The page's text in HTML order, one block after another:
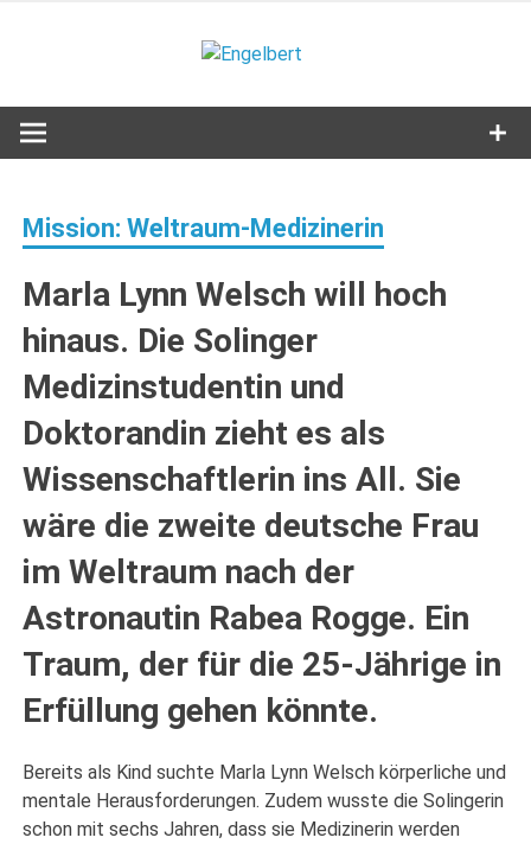
Mission: Weltraum-Medizinerin
Marla Lynn Welsch will hoch
hinaus. Die Solinger
Medizinstudentin und
Doktorandin zieht es als
Wissenschaftlerin ins All. Sie
wäre die zweite deutsche Frau
im Weltraum nach der
Astronautin Rabea Rogge. Ein
Traum, der für die 25-Jährige in
Erfüllung gehen könnte.
Bereits als Kind suchte Marla Lynn Welsch körperliche und
mentale Herausforderungen. Zudem wusste die Solingerin
schon mit sechs Jahren, dass sie Medizinerin werden